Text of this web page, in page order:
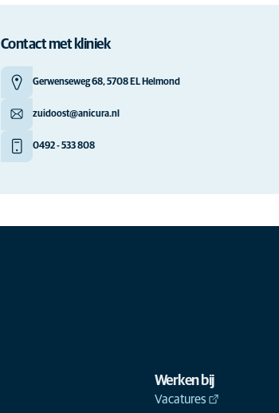
Contact met kliniek
Gerwenseweg 68, 5708 EL Helmond
zuidoost@anicura.nl
0492 - 533 808
Werken bij
Vacatures